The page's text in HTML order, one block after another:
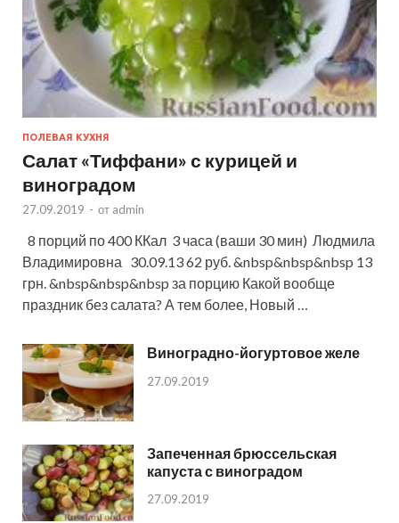
ПОЛЕВАЯ КУХНЯ
Салат «Тиффани» с курицей и
виноградом
27.09.2019 - от admin
8 порций по 400 ККал 3 часа (ваши 30 мин) Людмила
Владимировна 30.09.13 62 руб. &nbsp&nbsp&nbsp 13
грн. &nbsp&nbsp&nbsp за порцию Какой вообще
праздник без салата? А тем более, Новый …
Виноградно-йогуртовое желе
27.09.2019
Запеченная брюссельская
капуста с виноградом
27.09.2019